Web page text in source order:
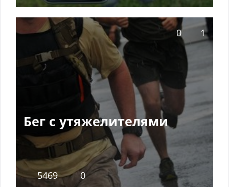
0 1
Бег с утяжелителями
5469 0